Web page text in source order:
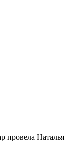
провела Наталья